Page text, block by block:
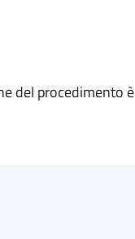
del procedimento è